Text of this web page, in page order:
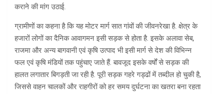
कराने की मांग उठाई.
ग्रामीणों का कहना है कि यह मोटर मार्ग सात गांवों की जीवनरेखा है. क्षेत्र के
हजारों लोगों का दैनिक आवागमन इसी सड़क से होता है. इसके अलावा सेब,
राजमा और अन्य बागवानी एवं कृषि उत्पाद भी इसी मार्ग से देश की विभिन्न
फल एवं कृषि मंडियों तक पहुंचाए जाते हैं. बावजूद इसके वर्षों से सड़क की
हालत लगातार बिगड़ती जा रही है. पूरी सड़क गहरे गड्ढों में तब्दील हो चुकी है,
जिससे वाहन चालकों और राहगीरों को हर समय दुर्घटना का खतरा बना रहता